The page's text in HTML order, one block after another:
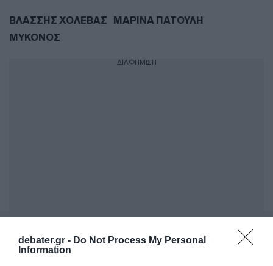
debater.gr - Do Not Process My Personal
Information
ΒΛΑΣΣΗΣ ΧΟΛΕΒΑΣ
ΜΑΡΙΝΑ ΠΑΤΟΥΛΗ
ΜΥΚΟΝΟΣ
ΔΙΑΦΗΜΙΣΗ
ΣΧΟΛΙΑ